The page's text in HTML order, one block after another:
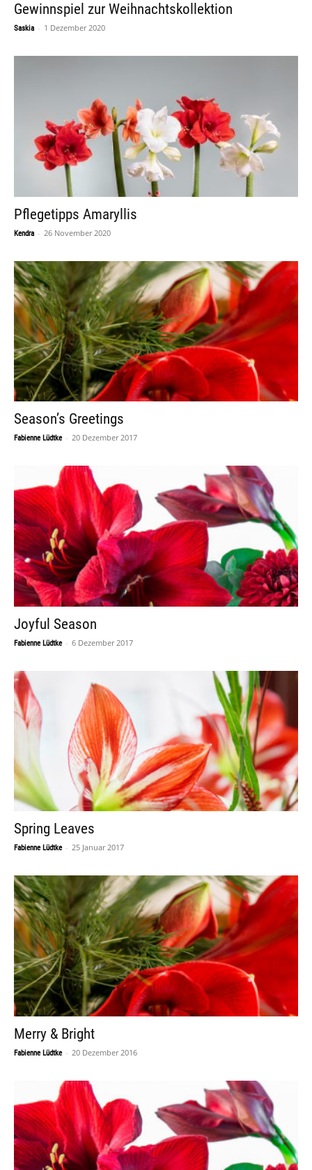
Gewinnspiel zur Weihnachtskollektion
Saskia - 1 Dezember 2020
Pflegetipps Amaryllis
Kendra - 26 November 2020
Season’s Greetings
Fabienne Lüdtke - 20 Dezember 2017
Joyful Season
Fabienne Lüdtke - 6 Dezember 2017
Spring Leaves
Fabienne Lüdtke - 25 Januar 2017
Merry & Bright
Fabienne Lüdtke - 20 Dezember 2016